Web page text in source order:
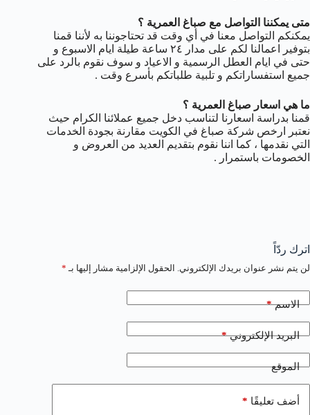
متى يمكننا التواصل مع صباغ العمرية ؟
يمكنكم التواصل معنا في أي وقت قد تحتاجوننا به لأننا قمنا
بتوفير اعمالنا لكم على مدار ٢٤ ساعة طيلة ايام الاسبوع و
حتى في ايام العطل الرسمية و الاعياد و سوف نقوم بالرد على
جميع استفساراتكم و تلبية طلباتكم بأسرع وقت .
ما هي اسعار صباغ العمرية ؟
قمنا بدراسة اسعارنا لتناسب دخل جميع عملائنا الكرام حيث
نعتبر ارخص شركة صباغ في الكويت مقارنة بجودة الخدمات
التي نقدمها ، كما اننا نقوم بتقديم العديد من العروض و
الخصومات باستمرار .
اترك ردّاً
لن يتم نشر عنوان بريدك الإلكتروني. الحقول الإلزامية مشار إليها بـ *
الاسم*
البريد الإلكتروني*
الموقع
أضف تعليقًا *